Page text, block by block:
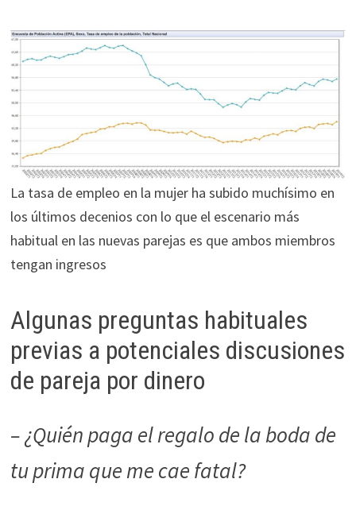
La tasa de empleo en la mujer ha subido muchísimo en
los últimos decenios con lo que el escenario más
habitual en las nuevas parejas es que ambos miembros
tengan ingresos
Algunas preguntas habituales
previas a potenciales discusiones
de pareja por dinero
– ¿Quién paga el regalo de la boda de
tu prima que me cae fatal?